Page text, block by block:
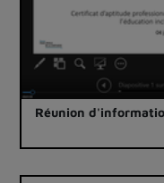
Réunion